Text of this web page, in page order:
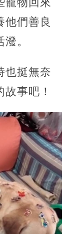
他們善良
。
也挺無奈
事吧！